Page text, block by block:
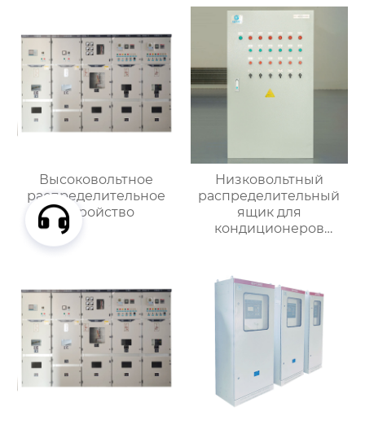
Высоковольтное
распределительное
устройство
Низковольтный
распределительный
ящик для
кондиционеров